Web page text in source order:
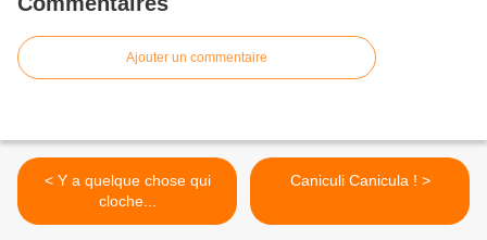
Ajouter un commentaire
< Y a quelque chose qui
cloche...
Caniculi Canicula ! >